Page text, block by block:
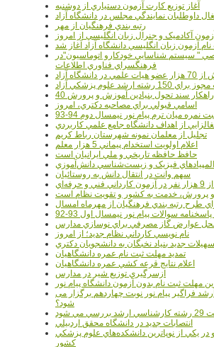
آغاز توزيع کارت آزمون دستياري از دوشنبه
داوطلبان نمايندگي مجلس در دانشگاه آزاد
رتبه بندي فرهنگيان از مهر
آکادميک و جنرال زبان انگليسي از امروز
آزمون زبان انگليسي دانشگاه آزاد آغاز شد
" سيستم شناسايي خودکارو اتوماسيون"در
فرهنگسراي فناوري اطلاعات
آزاد
ارشد علوم پزشکي آزاد
40 راهکار سند تحول بنيادين آموزش و پرورش
اسامي قبولي براي مصاحبه دکتري، امروز
نمره میان ترم پیام نور نیمسال دوم 94-93
از اهداف دانشگاه جامع علمي کاربردي
تجليل از معلمان نمونه شهرستان رباط کريم
اعلام اولويت استخدام پيماني 5 هزار معلم
حافظ حافظه تاريخي و ملي ايرانيان است
فيزيک و زيست‌شناسي دانش‌آموزي
سهم وانت در انتقال دانش به روستائيان
پرورش، خدمت به کشور و تقويت نظام است
طرح رتبه بندي فرهنگيان از مهرماه امسال
سوالات پیام نور نیمسال اول 93-92
نام نويسي کارداني نظام جديد؛ از امروز
جديد بنياد نخبگان به دانشجويان دکتري
تمديد مهلت ثبت نام عمره دانشگاهيان
اعلام نتايج قرعه کشي عمره دانشگاهيان
ازسرگيري توزيع شير در مدارس
مهلت ثبت نام بدون آزمون دانشگاه پیام نور
فراگیر پیام نور نوبت چهاردهم برگزار می
شود؟
مي شود
انتصابات جديد در دانشگاه محقق اردبيلي
دانشجو در يکي از نوپاترين دانشکده‌هاي علوم پزشکي
کشور